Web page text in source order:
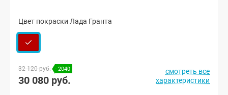
Цвет покраски Лада Гранта
32 120 руб. - 2040
30 080 руб.
смотреть все
характеристики